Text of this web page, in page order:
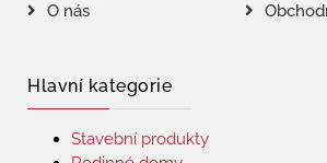
O nás
Hlavní kategorie
Stavební produkty